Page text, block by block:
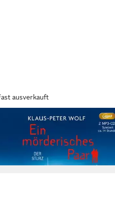
ausverkauft
JUMBO VERLAG
Hörspiel Ein mörderisches Paar - Der
Sturz,1 Audio-CD
ab 23,85 €
in 3-4 Werktagen bei dir